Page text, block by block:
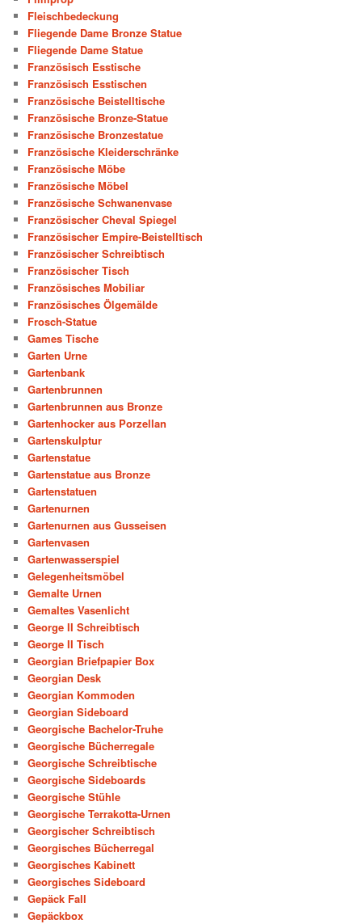
Fleischbedeckung
Fliegende Dame Bronze Statue
Fliegende Dame Statue
Französisch Esstische
Französisch Esstischen
Französische Beistelltische
Französische Bronze-Statue
Französische Bronzestatue
Französische Kleiderschränke
Französische Möbe
Französische Möbel
Französische Schwanenvase
Französischer Cheval Spiegel
Französischer Empire-Beistelltisch
Französischer Schreibtisch
Französischer Tisch
Französisches Mobiliar
Französisches Ölgemälde
Frosch-Statue
Games Tische
Garten Urne
Gartenbank
Gartenbrunnen
Gartenbrunnen aus Bronze
Gartenhocker aus Porzellan
Gartenskulptur
Gartenstatue
Gartenstatue aus Bronze
Gartenstatuen
Gartenurnen
Gartenurnen aus Gusseisen
Gartenvasen
Gartenwasserspiel
Gelegenheitsmöbel
Gemalte Urnen
Gemaltes Vasenlicht
George II Schreibtisch
George II Tisch
Georgian Briefpapier Box
Georgian Desk
Georgian Kommoden
Georgian Sideboard
Georgische Bachelor-Truhe
Georgische Bücherregale
Georgische Schreibtische
Georgische Sideboards
Georgische Stühle
Georgische Terrakotta-Urnen
Georgischer Schreibtisch
Georgisches Bücherregal
Georgisches Kabinett
Georgisches Sideboard
Gepäck Fall
Gepäckbox